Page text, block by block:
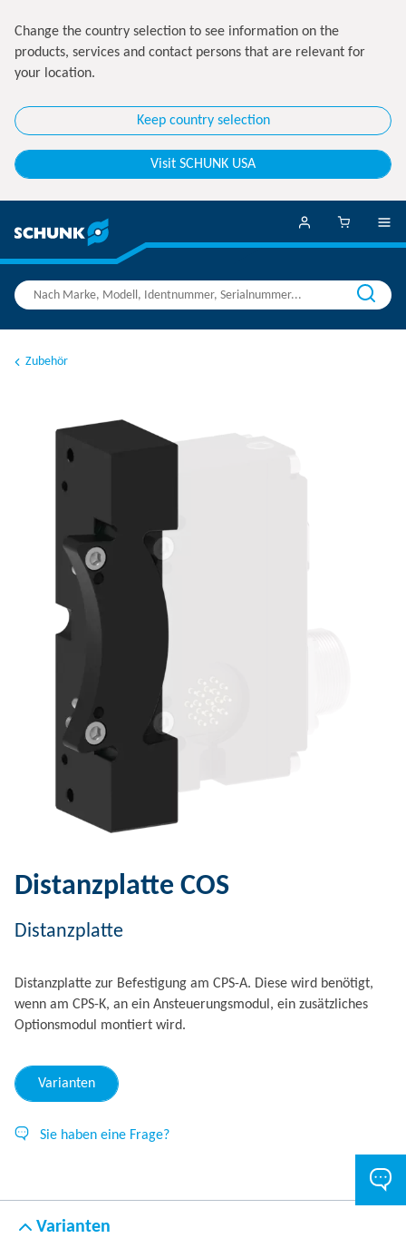
Change the country selection to see information on the
products, services and contact persons that are relevant for
your location.
Keep country selection
Visit SCHUNK USA
Zubehör
Distanzplatte COS
Distanzplatte
Distanzplatte zur Befestigung am CPS-A. Diese wird benötigt,
wenn am CPS-K, an ein Ansteuerungsmodul, ein zusätzliches
Optionsmodul montiert wird.
Varianten
Sie haben eine Frage?
Varianten